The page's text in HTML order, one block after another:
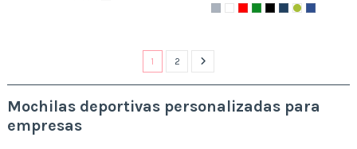
1 2
Mochilas deportivas personalizadas para
empresas